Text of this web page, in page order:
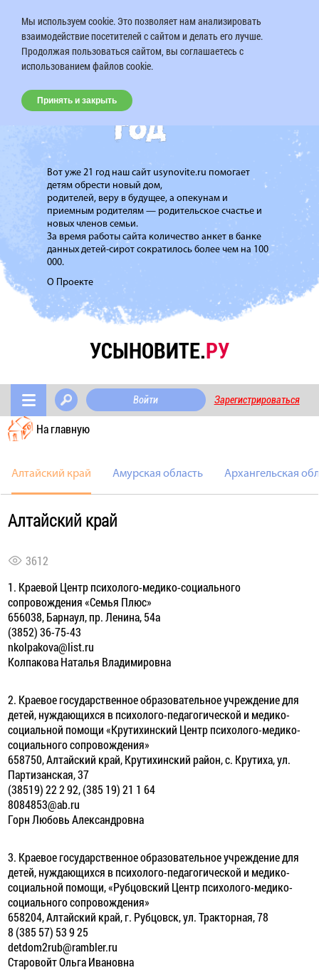
Вот уже 21 год наш сайт usynovite.ru помогает
детям обрести новый дом,
родителей, веру в будущее, а опекунам и
приемным родителям — родительское счастье и
новых членов семьи.
За время работы сайта количество анкет в банке
данных детей-сирот сократилось более чем на 100
000.
О Проекте
УСЫНОВИТЕ.РУ
Войти Зарегистрироваться
На главную
Алтайский край Амурская область Архангельская
Алтайский край
3612
1. Краевой Центр психолого-медико-социального
сопровождения «Семья Плюс»
656038, Барнаул, пр. Ленина, 54а
(3852) 36-75-43
nkolpakova@list.ru
Колпакова Наталья Владимировна
2. Краевое государственное образовательное учреждение для
детей, нуждающихся в психолого-педагогической и медико-
социальной помощи «Крутихинский Центр психолого-медико-
социального сопровождения»
658750, Алтайский край, Крутихинский район, с. Крутиха, ул.
Партизанская, 37
(38519) 22 2 92, (385 19) 21 1 64
8084853@ab.ru
Горн Любовь Александровна
3. Краевое государственное образовательное учреждение для
детей, нуждающихся в психолого-педагогической и медико-
социальной помощи, «Рубцовский Центр психолого-медико-
социального сопровождения»
658204, Алтайский край, г. Рубцовск, ул. Тракторная, 78
8 (385 57) 53 9 25
detdom2rub@rambler.ru
Старовойт Ольга Ивановна
Мы используем cookie. Это позволяет нам анализировать
взаимодействие посетителей с сайтом и делать его лучше.
Продолжая пользоваться сайтом, вы соглашаетесь с
использованием файлов cookie.
Принять и закрыть